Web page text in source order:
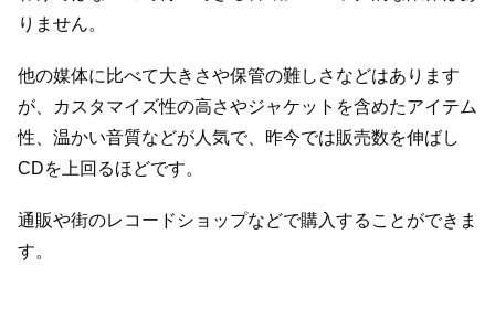
りません。
他の媒体に比べて大きさや保管の難しさなどはあります
が、カスタマイズ性の高さやジャケットを含めたアイテム
性、温かい音質などが人気で、昨今では販売数を伸ばし
CDを上回るほどです。
通販や街のレコードショップなどで購入することができま
す。